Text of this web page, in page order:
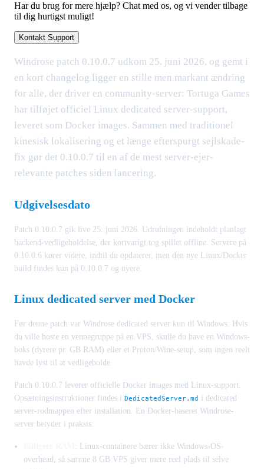
Har du brug for mere hjælp? Chat med os, og vi vender tilbage
til dig hurtigst muligt!
Kontakt Support
Windrose patch 0.10.0.7 udkom 25. juni 2026, og gemt i
en kort changelog ligger en stille men markant ændring
for alle, der driver en community-server: Tortuga Games
har tilføjet officiel Linux dedicated server-support,
leveret som Docker images. Sammen med traditionel
kinesisk lokalisering og et længe efterspurgt sejlskade-
fix gør det 0.10.0.7 til en af de mest server-ejer-
relevante patches siden lancering.
Udgivelsesdato
Patch 0.10.0.7 gik live 25. juni 2026. Udrulningen indeholdt planlagt
backend-vedligeholdelse, der kortvarigt tog spillet offline. Servere på
0.10.0.6 kører videre, indtil du opdaterer, men den nye Linux/Docker
build findes kun på 0.10.0.7 og nyere.
Linux dedicated server med Docker
Før denne patch var Windrose dedicated server kun til Windows. Hvis
du ville hoste en vennegruppe på en VPS, skulle du have en Windows-
boks (dyrere pr. GB RAM) eller et Proton/Wine-setup, som ingen reelt
havde lyst til at vedligeholde.
Patch 0.10.0.7 leverer officielle Docker images med Linux-support.
Opsætningsinstruktioner findes i DedicatedServer.md i dedicated
server-rodmappen efter installation. En Docker-baseret Windrose-
server betyder i praksis:
: Linux-containere bærer ikke Windows-OS-
overhead, så samme 8 GB VPS giver mere reel plads til selve